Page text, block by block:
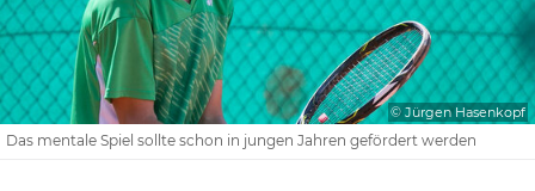
© Jürgen Hasenkopf
Das mentale Spiel sollte schon in jungen Jahren gefördert werden